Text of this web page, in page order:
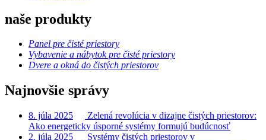
naše produkty
Panel pre čisté priestory
Vybavenie a nábytok pre čisté priestory
Dvere a okná do čistých priestorov
Najnovšie správy
8. júla 2025
Zelená revolúcia v dizajne čistých priestorov:
Ako energeticky úsporné systémy formujú budúcnosť
2. júla 2025
Systémy čistých priestorov v